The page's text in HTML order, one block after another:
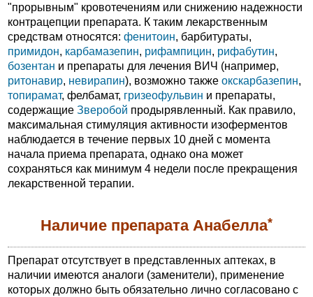
"прорывным" кровотечениям или снижению надежности
контрацепции препарата. К таким лекарственным
средствам относятся: фенитоин, барбитураты,
примидон, карбамазепин, рифампицин, рифабутин,
бозентан и препараты для лечения ВИЧ (например,
ритонавир, невирапин), возможно также окскарбазепин,
топирамат, фелбамат, гризеофульвин и препараты,
содержащие Зверобой продырявленный. Как правило,
максимальная стимуляция активности изоферментов
наблюдается в течение первых 10 дней с момента
начала приема препарата, однако она может
сохраняться как минимум 4 недели после прекращения
лекарственной терапии.
Наличие препарата Анабелла*
Препарат отсутствует в представленных аптеках, в
наличии имеются аналоги (заменители), применение
которых должно быть обязательно лично согласовано с